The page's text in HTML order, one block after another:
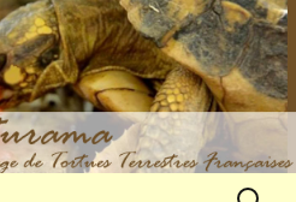
françaises